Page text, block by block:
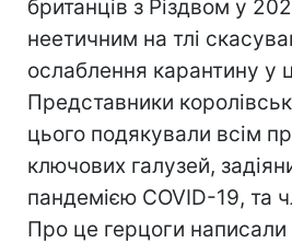
британців з Різдвом у
неетичним на тлі
ослаблення карантину у
Представники
цього подякували всім
ключових галузей,
пандемією COVID-19, та
Про це герцоги написали